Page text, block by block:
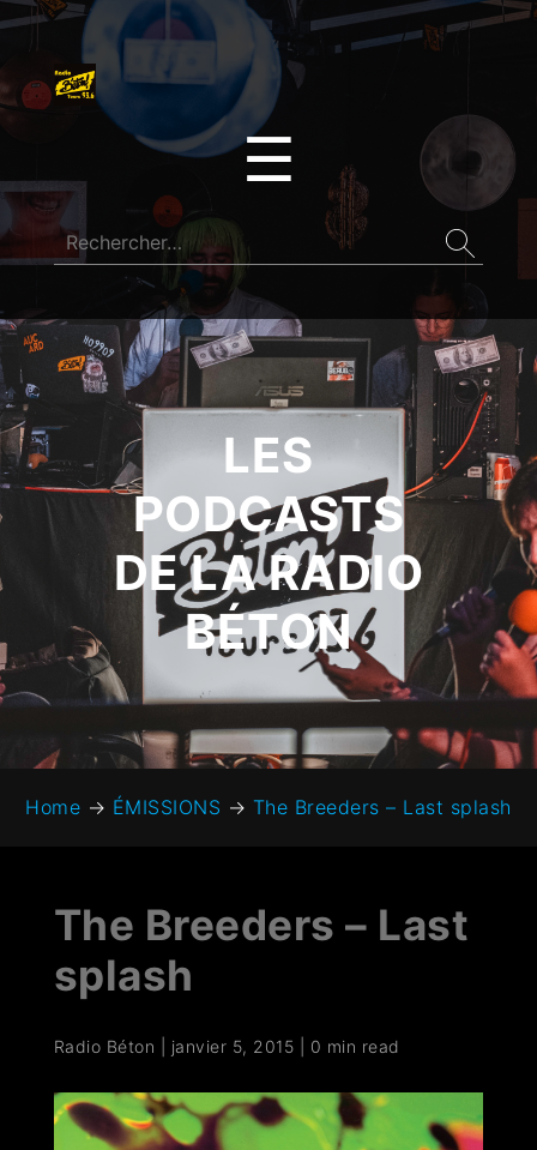
☰
LES
PODCASTS
DE LA RADIO
BÉTON
Home → ÉMISSIONS → The Breeders – Last splash
The Breeders – Last
splash
Radio Béton janvier 5, 2015 0 min read